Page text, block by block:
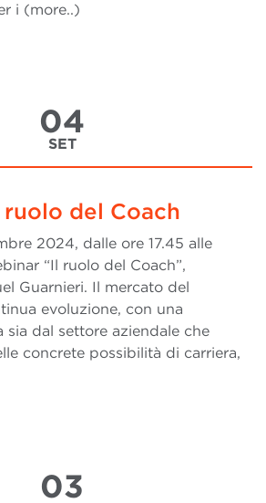
i (more..)
04
SET
del Coach
2024, dalle ore 17.45 alle
“Il ruolo del Coach”,
Guarnieri. Il mercato del
evoluzione, con una
sia dal settore aziendale che
concrete possibilità di carriera,
03